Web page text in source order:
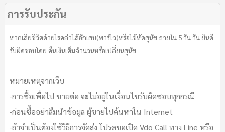
การรับประกัน
หากเสียชีวิตด้วยโรคลำไส้อักเสบ(พาร์โว)หรือไข้หัดสุนัข ภายใน 5 วัน วัน ยินดี
รับผิดชอบโดย คืนเงินเต็มจำนวนหรือเปลี่ยนสุนัข
หมายเหตุจากเว็บ
-การซื้อเพื่อไป ขายต่อ จะไม่อยู่ในเงื่อนไขรับผิดชอบทุกกรณี
-ก่อนซื้ออย่าลืมนำข้อมูล ผู้ขายไปค้นหาใน Internet
-ถ้าจำเป็นต้องใช้วิธีการจัดส่ง โปรดขอเปิด Vdo Call ทาง Line หรือ